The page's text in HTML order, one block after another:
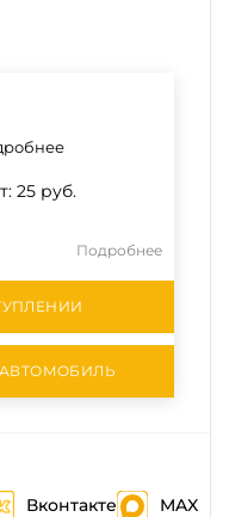
25 руб.
Подробнее
Вконтакте MAX